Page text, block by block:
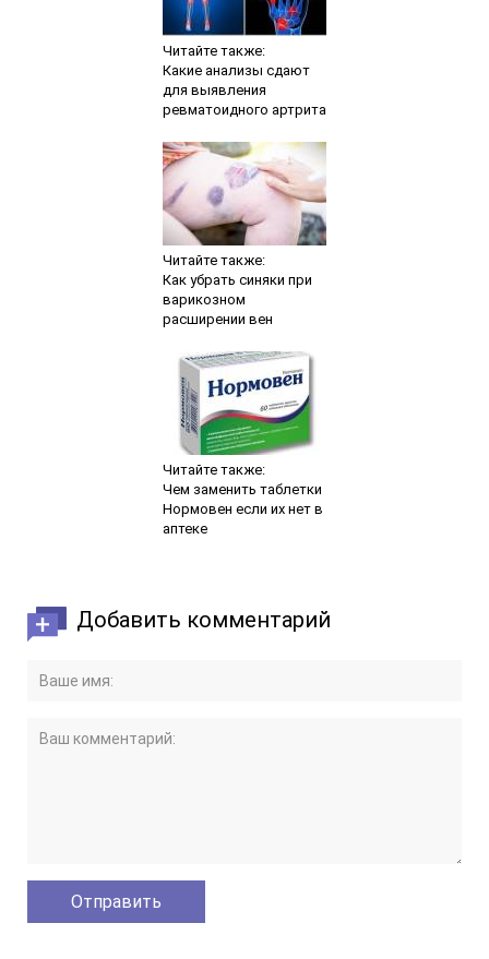
Читайте также:
Какие анализы сдают
для выявления
ревматоидного артрита
Читайте также:
Как убрать синяки при
варикозном
расширении вен
Читайте также:
Чем заменить таблетки
Нормовен если их нет в
аптеке
Добавить комментарий